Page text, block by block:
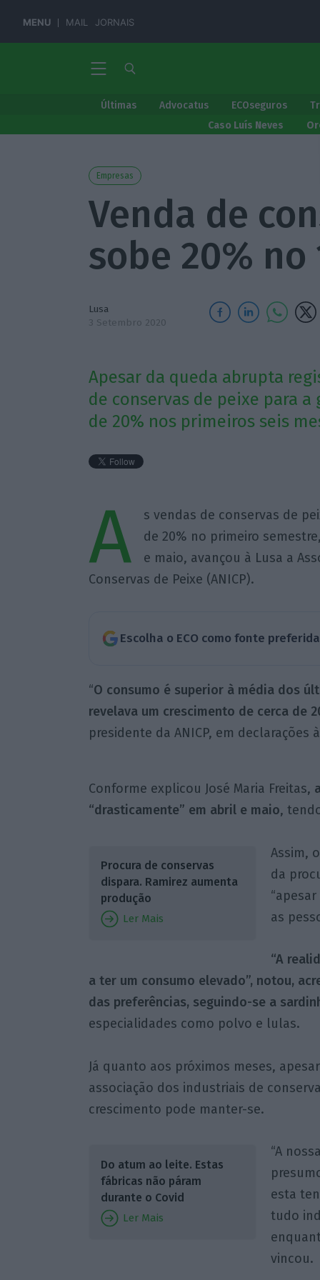
MENU MAIL JORNAIS
Últimas Advocatus ECOseguros
Caso Luís Neves
Empresas
Venda de
sobe 20% no
Lusa
3 Setembro 2020
Apesar da queda abrupta
de conservas de peixe para
de 20% nos primeiros seis
A
s vendas de conservas de
de 20% no primeiro
e maio, avançou à Lusa a
Conservas de Peixe (ANICP).
Escolha o ECO como fonte
“O consumo é superior à média dos
revelava um crescimento de cerca de
presidente da ANICP, em declarações
Conforme explicou José Maria Freitas,
“drasticamente” em abril e maio,
Procura de conservas
dispara. Ramirez aumenta
produção
Ler Mais
Assim,
da
as
“A
a ter um consumo elevado”, notou,
das preferências, seguindo-se a
especialidades como polvo e lulas.
Já quanto aos próximos meses,
associação dos industriais de
crescimento pode manter-se.
Do atum ao leite. Estas
fábricas não páram
durante o Covid
Ler Mais
“A
esta
tudo
vincou.